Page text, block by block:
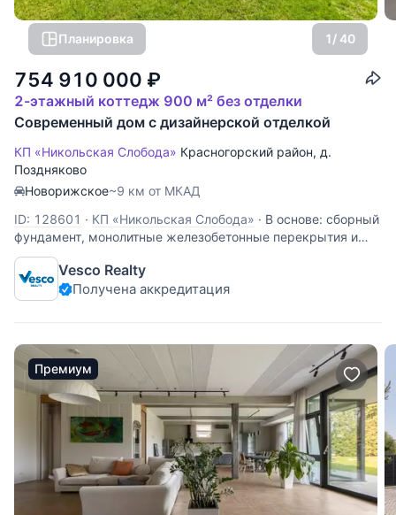
Планировка 1/ 40
754 910 000 ₽
2-этажный коттедж 900 м² без отделки
Современный дом с дизайнерской отделкой
КП «Никольская Слобода» Красногорский район, д.
Поздняково
Новорижское~9 км от МКАД
ID: 128601 · КП «Никольская Слобода» · В основе: сборный
фундамент, монолитные железобетонные перекрытия и
керамический поризованный блок для стен. Оформление
фасада комбинированными деревянными панелями и
камнем, а также дополнено авторскими светильниками
Vesco Realty
Получена аккредитация
Премиум